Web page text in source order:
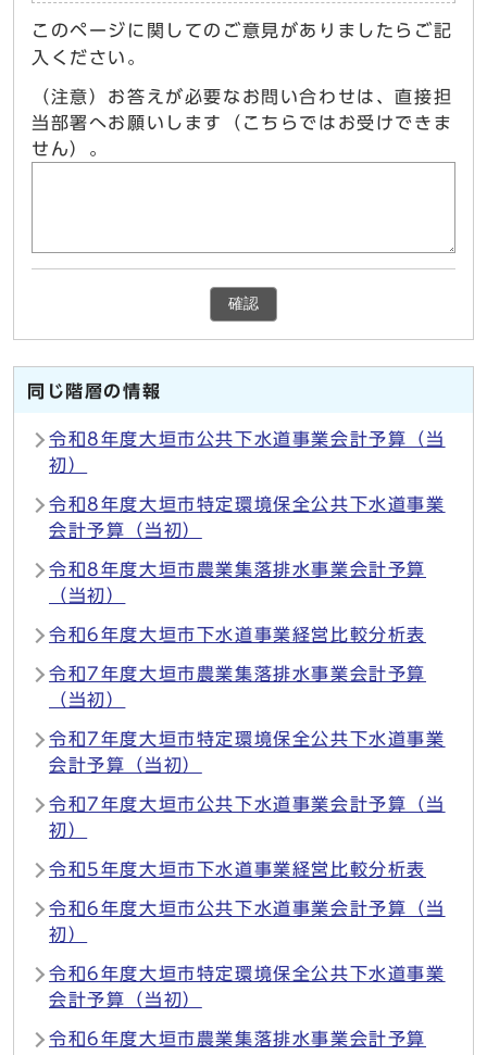
このページに関してのご意見がありましたらご記
入ください。
（注意）お答えが必要なお問い合わせは、直接担
当部署へお願いします（こちらではお受けできま
せん）。
確認
同じ階層の情報
令和8年度大垣市公共下水道事業会計予算（当
初）
令和8年度大垣市特定環境保全公共下水道事業
会計予算（当初）
令和8年度大垣市農業集落排水事業会計予算
（当初）
令和6年度大垣市下水道事業経営比較分析表
令和7年度大垣市農業集落排水事業会計予算
（当初）
令和7年度大垣市特定環境保全公共下水道事業
会計予算（当初）
令和7年度大垣市公共下水道事業会計予算（当
初）
令和5年度大垣市下水道事業経営比較分析表
令和6年度大垣市公共下水道事業会計予算（当
初）
令和6年度大垣市特定環境保全公共下水道事業
会計予算（当初）
令和6年度大垣市農業集落排水事業会計予算